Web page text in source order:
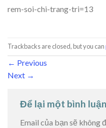
rem-soi-chi-trang-tri=13
Trackbacks are closed, but you can
← Previous
Next →
Để lại một bình luận
Email của bạn sẽ không